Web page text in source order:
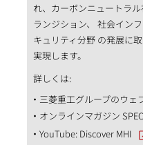
れ、カーボンニュートラ
ランジション、 社会イン
キュリティ分野 の発展に
実現します。
詳しくは:
三菱重工グループのウェ
オンラインマガジン
YouTube: Discover MHI